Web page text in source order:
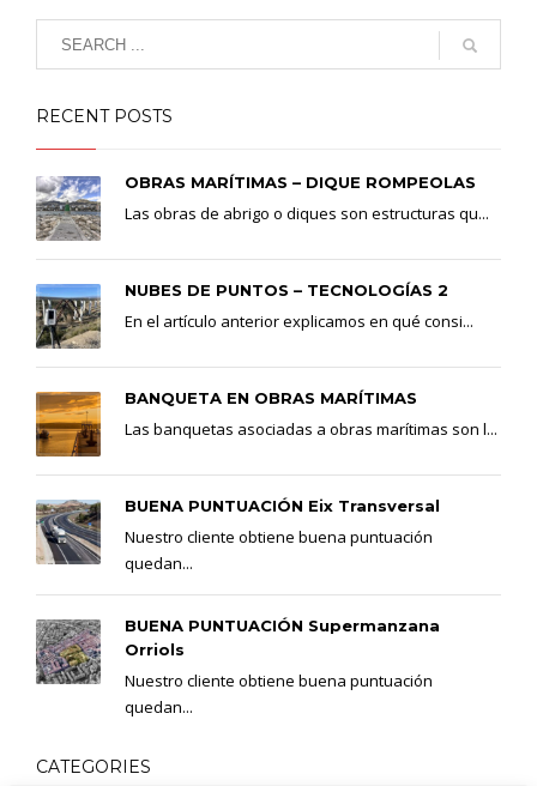
RECENT POSTS
OBRAS MARÍTIMAS – DIQUE ROMPEOLAS
Las obras de abrigo o diques son estructuras qu...
NUBES DE PUNTOS – TECNOLOGÍAS 2
En el artículo anterior explicamos en qué consi...
BANQUETA EN OBRAS MARÍTIMAS
Las banquetas asociadas a obras marítimas son l...
BUENA PUNTUACIÓN Eix Transversal
Nuestro cliente obtiene buena puntuación
quedan...
BUENA PUNTUACIÓN Supermanzana
Orriols
Nuestro cliente obtiene buena puntuación
quedan...
CATEGORIES